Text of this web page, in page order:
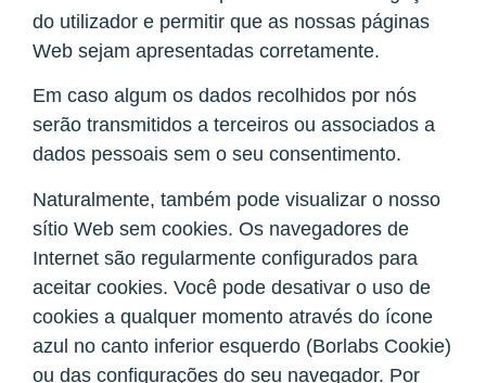
do utilizador e permitir que as nossas páginas
Web sejam apresentadas corretamente.
Em caso algum os dados recolhidos por nós
serão transmitidos a terceiros ou associados a
dados pessoais sem o seu consentimento.
Naturalmente, também pode visualizar o nosso
sítio Web sem cookies. Os navegadores de
Internet são regularmente configurados para
aceitar cookies. Você pode desativar o uso de
cookies a qualquer momento através do ícone
azul no canto inferior esquerdo (Borlabs Cookie)
ou das configurações do seu navegador. Por